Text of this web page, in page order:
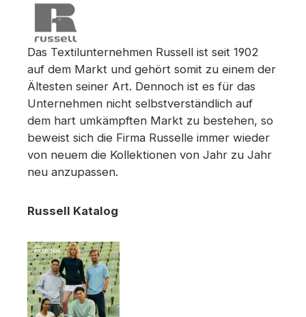
Das Textilunternehmen Russell ist seit 1902
auf dem Markt und gehört somit zu einem der
Ältesten seiner Art. Dennoch ist es für das
Unternehmen nicht selbstverständlich auf
dem hart umkämpften Markt zu bestehen, so
beweist sich die Firma Russelle immer wieder
von neuem die Kollektionen von Jahr zu Jahr
neu anzupassen.
Russell Katalog